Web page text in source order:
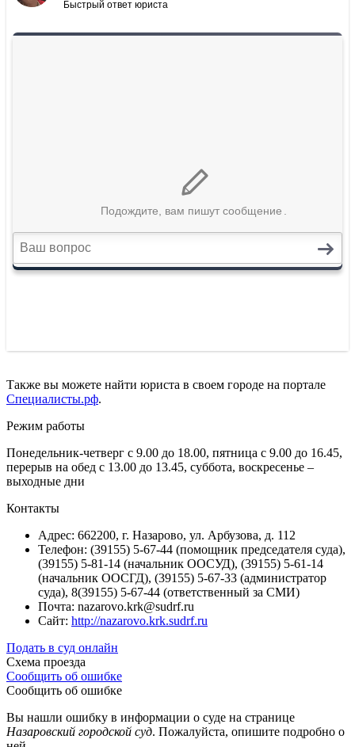
Также вы можете найти юриста в своем городе на портале
Специалисты.рф.
Режим работы
Понедельник-четверг с 9.00 до 18.00, пятница с 9.00 до 16.45,
перерыв на обед с 13.00 до 13.45, суббота, воскресенье –
выходные дни
Контакты
Адрес: 662200, г. Назарово, ул. Арбузова, д. 112
Телефон: (39155) 5-67-44 (помощник председателя суда),
(39155) 5-81-14 (начальник ООСУД), (39155) 5-61-14
(начальник ООСГД), (39155) 5-67-33 (администратор
суда), 8(39155) 5-67-44 (ответственный за СМИ)
Почта: nazarovo.krk@sudrf.ru
Сайт: http://nazarovo.krk.sudrf.ru
Подать в суд онлайн
Схема проезда
Сообщить об ошибке
Сообщить об ошибке
Вы нашли ошибку в информации о суде на странице
Назаровский городской суд. Пожалуйста, опишите подробно о